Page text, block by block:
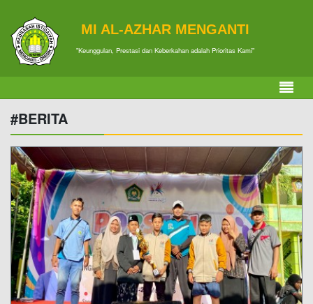
MI AL-AZHAR MENGANTI
"Keunggulan, Prestasi dan Keberkahan adalah Prioritas Kami"
#BERITA